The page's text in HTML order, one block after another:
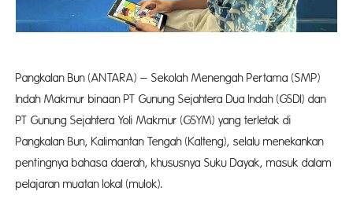
Pangkalan Bun (ANTARA) – Sekolah Menengah Pertama (SMP)
Indah Makmur binaan PT Gunung Sejahtera Dua Indah (GSDI) dan
PT Gunung Sejahtera Yoli Makmur (GSYM) yang terletak di
Pangkalan Bun, Kalimantan Tengah (Kalteng), selalu menekankan
pentingnya bahasa daerah, khususnya Suku Dayak, masuk dalam
pelajaran muatan lokal (mulok).